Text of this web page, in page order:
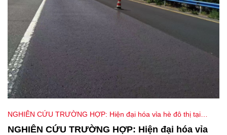
NGHIÊN CỨU TRƯỜNG HỢP: Hiện đại hóa vỉa hè đô thị tại
Brazil với các nhà máy nhũ tương Feiteng GRL
NGHIÊN CỨU TRƯỜNG HỢP: Hiện đại hóa vỉa